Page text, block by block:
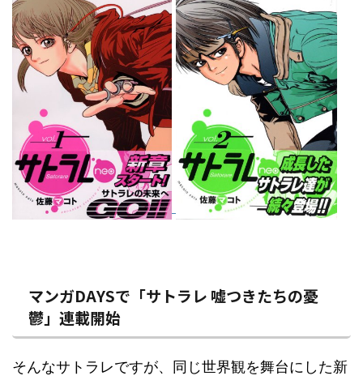
マンガDAYSで「サトラレ 嘘つきたちの憂
鬱」連載開始
そんなサトラレですが、同じ世界観を舞台にした新